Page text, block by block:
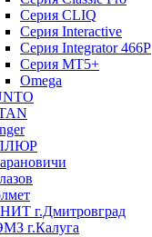
Серия CLIQ
Серия Interactive
Серия Integrator 466P
Серия MT5+
Omega
г.Дмитровград
г.Калуга